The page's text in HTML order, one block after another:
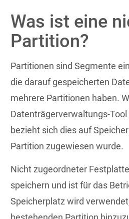
Was ist eine
Partition?
Partitionen sind Segmente
die darauf gespeicherten
mehrere Partitionen haben.
Datenträgerverwaltungs-
bezieht sich dies auf
Partition zugewiesen wurde.
Nicht zugeordneter
speichern und ist für das
Speicherplatz wird